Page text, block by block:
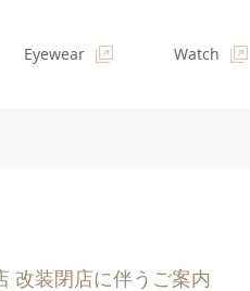
Eyewear Watch
改装閉店に伴うご案内